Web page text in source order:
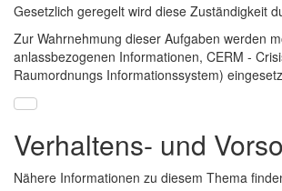
Gesetzlich geregelt wird diese Zuständigkeit
Zur Wahrnehmung dieser Aufgaben werden
anlassbezogenen Informationen, CERM -
Raumordnungs Informationssystem)
Verhaltens- und
Nähere Informationen zu diesem Thema